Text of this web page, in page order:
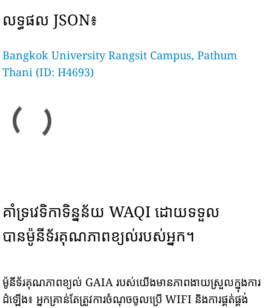
លទ្ធផល JSON៖
Bangkok University Rangsit Campus, Pathum
Thani (ID: H4693)
គាំទ្រវេទិកាទិន្នន័យ WAQI ដោយទទួល
បានម៉ូនីទ័រគុណភាពខ្យល់របស់អ្នក។
ម៉ូនីទ័រគុណភាពខ្យល់ GAIA របស់យើងមានភាពងាយស្រួលក្នុងការ
ដំឡើង៖ អ្នកគ្រាន់តែត្រូវការចំណុចចូលប្រើ WIFI និងការផ្គត់ផ្គង់